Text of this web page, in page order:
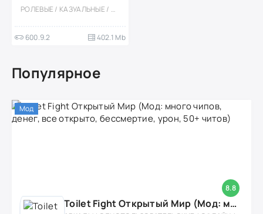
РОЛЕВЫЕ / КАЗУАЛЬНЫЕ / ОДНОПОЛЬЗОВАТЕЛЬСКИЕ / СТИЛИЗАЦИЯ / ПИКСЕЛЬНАЯ / МОД / ВСТРОЕННЫЙ КЕШ / РЕТРО / МАГИЯ / МОНСТРЫ
600.9.2 402.1 Mb
Популярное
8.8
Мод
Toilet Fight Открытый Мир (Мод: много чипов, денег, все открыто, бессмертие, урон, 50+ читов)